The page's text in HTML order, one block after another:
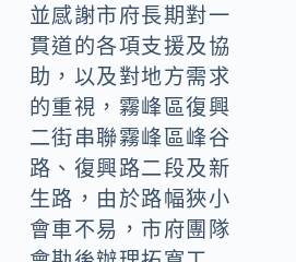
並感謝市府長期對一
貫道的各項支援及協
助，以及對地方需求
的重視，霧峰區復興
二街串聯霧峰區峰谷
路、復興路二段及新
生路，由於路幅狹小
會車不易，市府團隊